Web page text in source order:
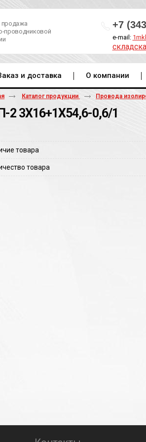
продажа
проводниковой
+7
e-mail:
и доставка О компании
Каталог продукции Провода
2 3Х16+1Х54,6-0,6/1
товара
товара